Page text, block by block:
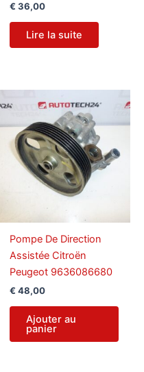
€ 36,00
Lire la suite
Pompe De Direction
Assistée Citroën
Peugeot 9636086680
€ 48,00
Ajouter au
panier